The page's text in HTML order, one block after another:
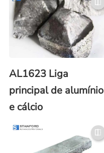
AL1623 Liga
principal de alumínio
e cálcio